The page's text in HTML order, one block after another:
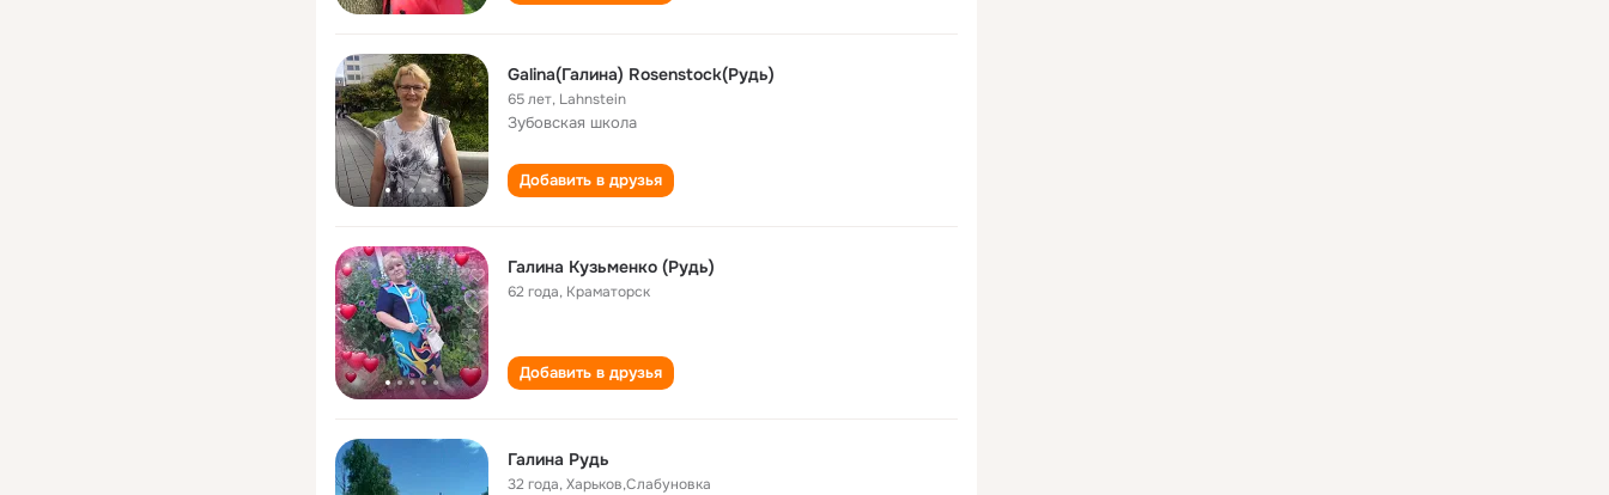
Galina(Галина) Rosenstock(Рудь)
65 лет, Lahnstein
Зубовская школа
Добавить в друзья
Галина Кузьменко (Рудь)
62 года, Краматорск
Добавить в друзья
Галина Рудь
32 года,Харьков,Слабуновка